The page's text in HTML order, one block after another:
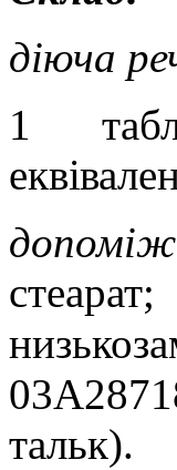
діюча
1
стеарат;
тальк).